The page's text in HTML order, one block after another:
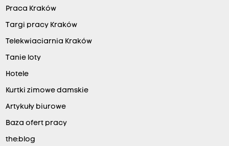
Praca Kraków
Targi pracy Kraków
Telekwiaciarnia Kraków
Tanie loty
Hotele
Kurtki zimowe damskie
Artykuły biurowe
Baza ofert pracy
the:blog